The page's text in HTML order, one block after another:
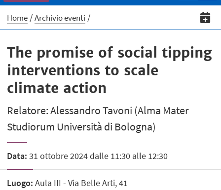
Home Archivio eventi
The promise of social tipping
interventions to scale
climate action
Relatore: Alessandro Tavoni (Alma Mater
Studiorum Università di Bologna)
Data: 31 ottobre 2024 dalle 11:30 alle 12:30
Luogo: Aula III - Via Belle Arti, 41